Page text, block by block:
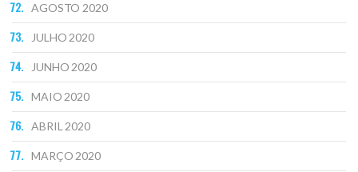
AGOSTO 2020
JULHO 2020
JUNHO 2020
MAIO 2020
ABRIL 2020
MARÇO 2020